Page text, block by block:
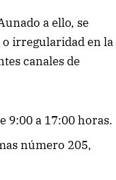
a ello, se
irregularidad en la
canales de
9:00 a 17:00 horas.
número 205,